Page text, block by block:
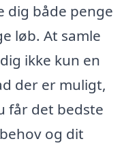
dig både penge
løb. At samle
ikke kun en
der er muligt,
får det bedste
og dit